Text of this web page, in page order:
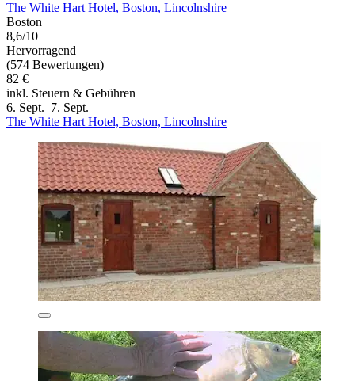
The White Hart Hotel, Boston, Lincolnshire
Boston
8,6/10
Hervorragend
(574 Bewertungen)
82 €
inkl. Steuern & Gebühren
6. Sept.–7. Sept.
The White Hart Hotel, Boston, Lincolnshire